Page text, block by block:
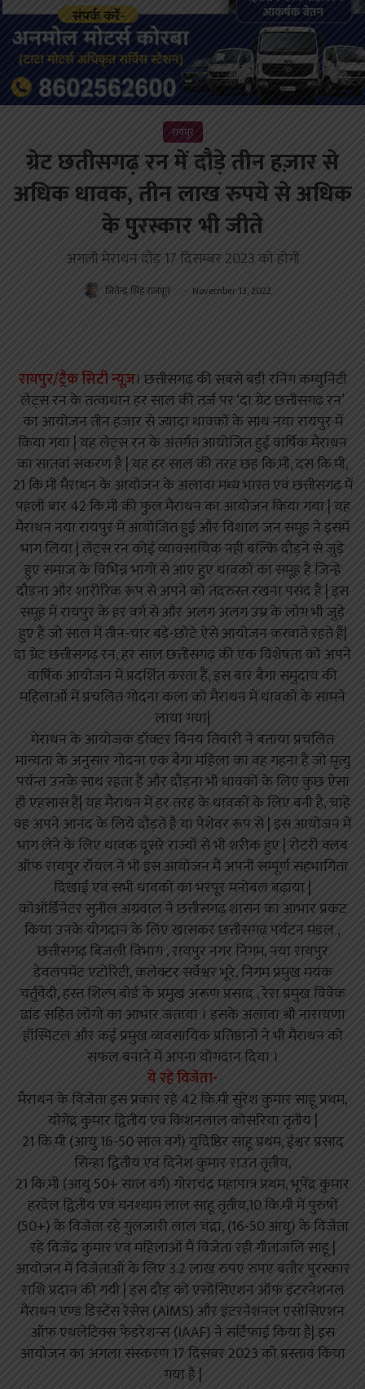
रायपुर
ग्रेट छतीसगढ़ रन में दौड़े तीन हज़ार से
अधिक धावक, तीन लाख रुपये से अधिक
के पुरस्कार भी जीते
अगली मेराथन दौड़ 17 दिसम्बर 2023 को होगी
जितेन्द्र सिंह राजपूत November 13, 2022
रायपुर/ट्रैक सिटी न्यूज़। छत्तीसगढ़ की सबसे बड़ी रनिंग कम्युनिटी
लेट्स रन के तत्वाधान हर साल की तर्ज़ पर ‘दा ग्रेट छत्तीसगढ़ रन’
का आयोजन तीन हज़ार से ज़्यादा धावकों के साथ नया रायपुर में
किया गया | यह लेट्स रन के अंतर्गत आयोजित हुई वार्षिक मैराथन
का सातवां संकरण है | यह हर साल की तरह छह कि.मी, दस कि.मी,
21 कि.मी मैराथन के आयोजन के अलावा मध्य भारत एवं छत्तीसगढ़ में
पहली बार 42 कि.मी की फुल मैराथन का आयोजन किया गया | यह
मैराथन नया रायपुर में आयोजित हुई और विशाल जन समूह ने इसमें
भाग लिया | लेट्स रन कोई व्यावसायिक नहीं बल्कि दौड़ने से जुड़े
हुए समाज के विभिन्न भागों से आए हुए धावकों का समूह हैं जिन्हे
दौड़ना और शारीरिक रूप से अपने को तंदरुस्त रखना पसंद हैं | इस
समूह में रायपुर के हर वर्ग से और अलग अलग उम्र के लोग भी जुड़े
हुए हैं जो साल में तीन-चार बड़े-छोटे ऐसे आयोजन करवाते रहते हैं|
दा ग्रेट छत्तीसगढ़ रन, हर साल छत्तीसगढ़ की एक विशेषता को अपने
वार्षिक आयोजन में प्रदर्शित करता हैं, इस बार बैगा समुदाय की
महिलाओं में प्रचलित गोदना कला को मैराथन में धावकों के सामने
लाया गया|
मेराथन के आयोजक डॉक्टर विनय तिवारी ने बताया प्रचलित
मान्यता के अनुसार गोदना एक बैगा महिला का वह गहना हैं जो मृत्यु
पर्यन्त उनके साथ रहता हैं और दौड़ना भी धावकों के लिए कुछ ऐसा
ही एहसास हैं| यह मैराथन में हर तरह के धावकों के लिए बनी है, चाहे
वह अपने आनंद के लिये दौड़ते है या पेशेवर रूप से | इस आयोजन में
भाग लेने के लिए धावक दूसरे राज्यों से भी शरीक हुए | रोटरी क्लब
ऑफ रायपुर रॉयल ने भी इस आयोजन मैं अपनी सम्पूर्ण सहभागिता
दिखाई एवं सभी धावकों का भरपूर मनोबल बढ़ाया |
कोऑर्डिनेटर सुनील अग्रवाल ने छत्तीसगढ़ शासन का आभार प्रकट
किया उनके योगदान के लिए खासकर छत्तीसगढ़ पर्यटन मंडल ,
छत्तीसगढ़ बिजली विभाग , रायपुर नगर निगम, नया रायपुर
डेवलपमेंट एटोरिटी, कलेक्टर सर्वेश्वर भूरे, निगम प्रमुख मयंक
चर्तुवेदी, हस्त शिल्प बोर्ड के प्रमुख अरूण प्रसाद , रेरा प्रमुख विवेक
ढांड सहित लोगों का आभार जताया । इसके अलावा श्री नारायणा
हॉस्पिटल और कई प्रमुख व्यवसायिक प्रतिष्ठानों ने भी मैराथन को
सफल बनाने में अपना योगदान दिया ।
ये रहे विजेता-
मैराथन के विजेता इस प्रकार रहे 42 कि.मी सुरेश कुमार साहू प्रथम,
योगेंद्र कुमार द्वितीय एवं किशनलाल कोसरिया तृतीय |
21 कि.मी (आयु 16-50 साल वर्ग) युदिष्ठिर साहू प्रथम, ईश्वर प्रसाद
सिन्हा द्वितीय एवं दिनेश कुमार राउत तृतीय,
21 कि.मी (आयु 50+ साल वर्ग) गोराचंद्र महापात्र प्रथम, भूपेंद्र कुमार
हरदेल द्वितीय एवं घनश्याम लाल साहू तृतीय,10 कि.मी में पुरुषों
(50+) के विजेता रहे गुलजारी लाल चंद्रा, (16-50 आयु) के विजेता
रहे विजेंद्र कुमार एवं महिलाओं मैं विजेता रही गीतांजलि साहू |
आयोजन में विजेताओं के लिए 3.2 लाख रुपए रुपए बतौर पुरस्कार
राशि प्रदान की गयी | इस दौड़ को एसोसिएशन ऑफ इंटरनेशनल
मैराथन एण्ड डिस्टेंस रेसेस (AIMS) और इंटरनेशनल एसोसिएशन
ऑफ एथलेटिक्स फेडरेशन्स (IAAF) ने सर्टिफाई किया है| इस
आयोजन का अगला संस्करण 17 दिसंबर 2023 को प्रस्ताव किया
गया है |